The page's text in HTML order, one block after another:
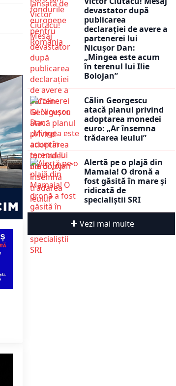
devastator după
publicarea
declarației de avere a
partenerei lui
Nicușor Dan:
„Mingea este acum
în terenul lui Ilie
Bolojan”
Călin Georgescu
atacă planul privind
adoptarea monedei
euro: „Ar însemna
trădarea leului”
Alertă pe o plajă din
Mamaia! O dronă a
fost găsită în mare și
ridicată de
specialiștii SRI
Vezi mai multe